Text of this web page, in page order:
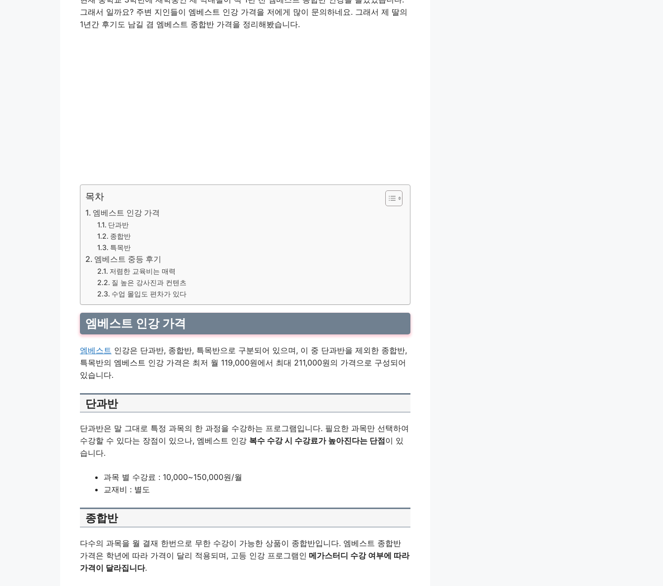
그래서 일까요? 주변 지인들이 엠베스트 인강 가격을 저에게 많이 문의하네요. 그래서 제 딸의
1년간 후기도 남길 겸 엠베스트 종합반 가격을 정리해봤습니다.
목차
엠베스트 인강 가격
단과반
종합반
특목반
엠베스트 중등 후기
저렴한 교육비는 매력
질 높은 강사진과 컨텐츠
수업 몰입도 편차가 있다
엠베스트 인강 가격
엠베스트 인강은 단과반, 종합반, 특목반으로 구분되어 있으며, 이 중 단과반을 제외한 종합반,
특목반의 엠베스트 인강 가격은 최저 월 119,000원에서 최대 211,000원의 가격으로 구성되어
있습니다.
단과반
단과반은 말 그대로 특정 과목의 한 과정을 수강하는 프로그램입니다. 필요한 과목만 선택하여
수강할 수 있다는 장점이 있으나, 엠베스트 인강 복수 수강 시 수강료가 높아진다는 단점이 있
습니다.
과목 별 수강료 : 10,000~150,000원/월
교재비 : 별도
종합반
다수의 과목을 월 결재 한번으로 무한 수강이 가능한 상품이 종합반입니다. 엠베스트 종합반
가격은 학년에 따라 가격이 달리 적용되며, 고등 인강 프로그램인 메가스터디 수강 여부에 따라
가격이 달라집니다.